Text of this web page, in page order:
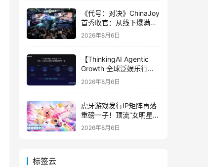
《代号：对决》ChinaJoy
首秀收官：从线下爆满看
见玩家的真实期待
2026年8月6日
【ThinkingAI Agentic
Growth 全球泛娱乐行业
峰会】Agent 时代，人到
底负责什么
2026年8月6日
虎牙游戏发行IP矩阵再落
重磅一子！顶流“女明星”
ZANMANG LOOPY 正版
2026年8月6日
标签云